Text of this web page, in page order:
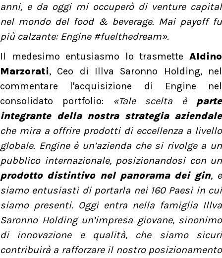
anni, e da oggi mi occuperò di venture capital
nel mondo del food & beverage. Mai payoff fu
più calzante: Engine #fuelthedream».
Il medesimo entusiasmo lo trasmette Aldino
Marzorati, Ceo di Illva Saronno Holding, nel
commentare l'acquisizione di Engine nel
consolidato portfolio: «Tale scelta è parte
integrante della nostra strategia aziendale
che mira a offrire prodotti di eccellenza a livello
globale. Engine è un’azienda che si rivolge a un
pubblico internazionale, posizionandosi con un
prodotto distintivo nel panorama dei gin, e
siamo entusiasti di portarla nei 160 Paesi in cui
siamo presenti. Oggi entra nella famiglia Illva
Saronno Holding un’impresa giovane, sinonimo
di innovazione e qualità, che siamo sicuri
contribuirà a rafforzare il nostro posizionamento